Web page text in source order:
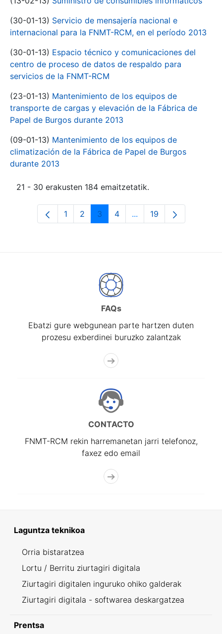
(30-01-13) Servicio de mensajería nacional e
internacional para la FNMT-RCM, en el período 2013
(30-01-13) Espacio técnico y comunicaciones del
centro de proceso de datos de respaldo para
servicios de la FNMT-RCM
(23-01-13) Mantenimiento de los equipos de
transporte de cargas y elevación de la Fábrica de
Papel de Burgos durante 2013
(09-01-13) Mantenimiento de los equipos de
climatización de la Fábrica de Papel de Burgos
durante 2013
21 - 30 erakusten 184 emaitzetatik.
Orrialdea
1 Orrialdea
2 Orrialdea
3 Orrialdea
4 ...Intermediate Pages
Orrialdea
19
FAQs
Ebatzi gure webgunean parte hartzen duten
prozesu exberdinei buruzko zalantzak
CONTACTO
FNMT-RCM rekin harremanetan jarri telefonoz,
faxez edo email
Laguntza teknikoa
Orria bistaratzea
Lortu / Berritu ziurtagiri digitala
Ziurtagiri digitalen inguruko ohiko galderak
Ziurtagiri digitala - softwarea deskargatzea
Prentsa